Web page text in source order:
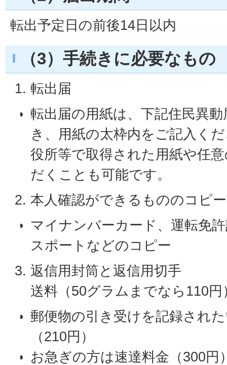
転出予定日の前後14日以内
（3）手続きに必要なもの
転出届
転出届の用紙は、下記住民異
き、用紙の太枠内をご記入く
役所等で取得された用紙や任
だくことも可能です。
本人確認ができるもののコピー
マイナンバーカード、運転免
スポートなどのコピー
返信用封筒と返信用切手
送料（50グラムまでなら110円
郵便物の引き受けを記録され
（210円）
お急ぎの方は速達料金（300円